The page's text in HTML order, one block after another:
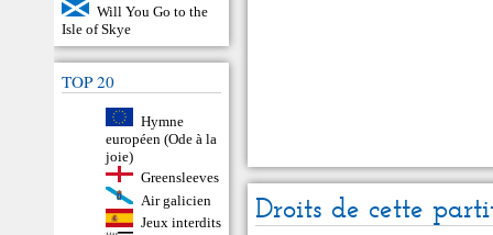
Will You Go to the
Isle of Skye
TOP 20
Hymne
européen (Ode à la
joie)
Greensleeves
Air galicien
Jeux interdits
Droits de cette